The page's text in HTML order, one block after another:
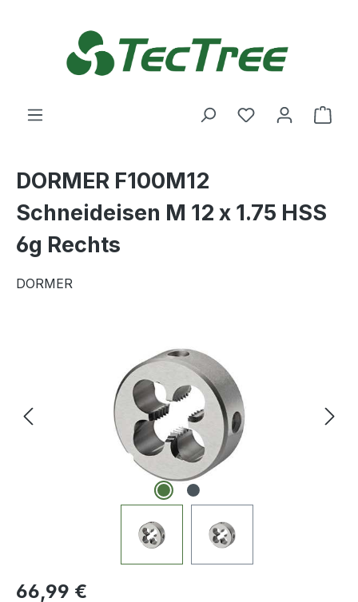
Du hast 0
DORMER F100M12
Schneideisen M 12 x 1.75 HSS
6g Rechts
DORMER
Regulärer Preis:
66,99 €